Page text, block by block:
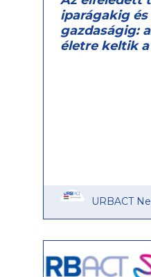
iparágakig
gazdaságig:
életre keltik
URBACT